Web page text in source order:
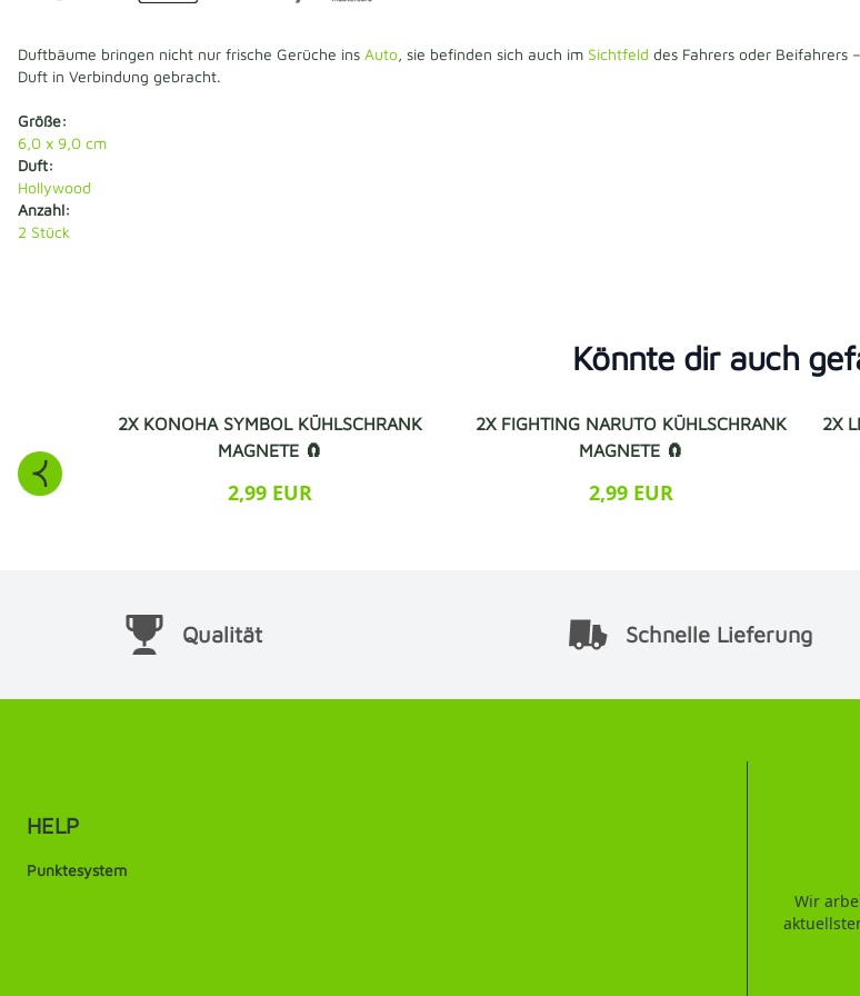
Duftbäume bringen nicht nur frische Gerüche ins Auto, sie befinden sich auch im Sichtfeld des Fahrers oder Beifahrers
Duft in Verbindung gebracht.
Größe:
6,0 x 9,0 cm
Duft:
Hollywood
Anzahl:
2 Stück
Könnte dir auch
2X KONOHA SYMBOL KÜHLSCHRANK
MAGNETE 🧲
2,99 EUR
2X FIGHTING NARUTO KÜHLSCHRANK
MAGNETE 🧲
2,99 EUR
2X
Qualität Schnelle Lieferung
HELP
Punktesystem
Wir